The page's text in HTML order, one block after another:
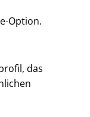
Option.
das